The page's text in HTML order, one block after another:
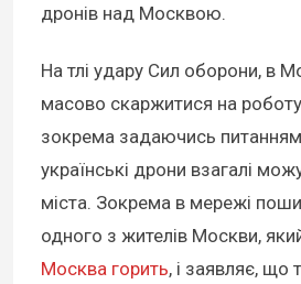
дронів над Москвою.
На тлі удару Сил оборони, в
масово скаржитися на
зокрема задаючись
українські дрони взагалі
міста. Зокрема в мережі
одного з жителів Москви,
Москва горить, і заявляє, що